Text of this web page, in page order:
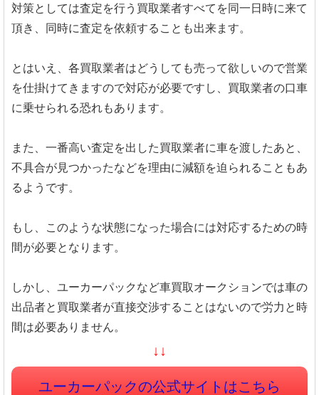
対策としては査定を行う買取業者すべてを同一日時に来て
頂き、同時に査定を依頼することも出来ます。
とはいえ、各買取業者はどうしても売って欲しいので営業
を仕掛けてきますので対応が必要ですし、買取業者の口車
に乗せられる恐れもあります。
また、一番高い査定を出した買取業者に車を渡したあと、
不具合が見つかったなどを理由に減額を迫られることもあ
るようです。
もし、このような状態になった場合には対応するための時
間が必要となります。
しかし、ユーカーパックなど車買取オークションでは車の
出品者と買取業者が直接交渉することはないので労力と時
間は必要ありません。
↓↓
ユーカーパックの公式サイトはこちら